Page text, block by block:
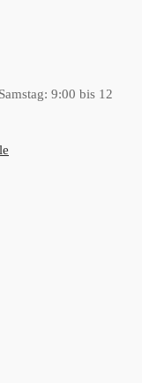
9:00 bis 12